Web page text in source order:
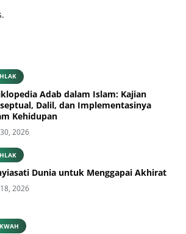
Adab dalam Islam: Kajian
Dalil, dan Implementasinya
Kehidupan
2026
Dunia untuk Menggapai Akhirat
2026